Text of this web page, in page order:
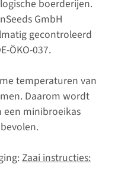
boerderijen.
GmbH
gecontroleerd
ÖKO-037.
temperaturen van
Daarom wordt
minibroeikas
Zaai instructies: